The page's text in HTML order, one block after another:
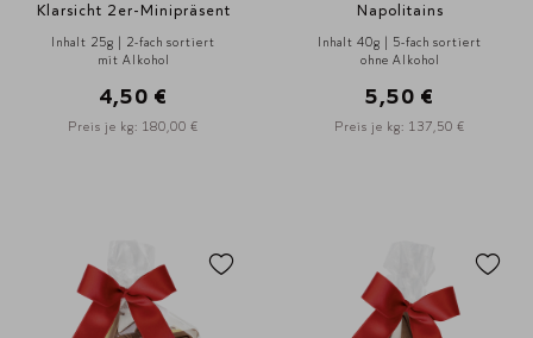
Klarsicht 2er-Minipräsent
Inhalt 25g | 2-fach sortiert
mit Alkohol
4,50 €
Preis je kg: 180,00 €
Napolitains
Inhalt 40g | 5-fach sortiert
ohne Alkohol
5,50 €
Preis je kg: 137,50 €